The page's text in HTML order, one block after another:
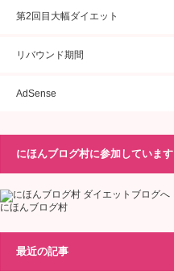
第2回目大幅ダイエット
リバウンド期間
AdSense
にほんブログ村に参加しています
にほんブログ村
最近の記事